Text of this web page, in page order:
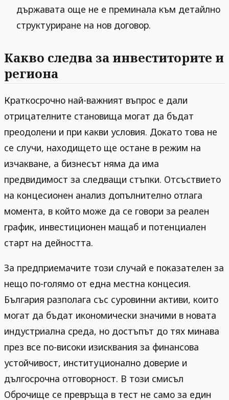
държавата още не е преминала към детайлно
структуриране на нов договор.
Какво следва за инвеститорите и
региона
Краткосрочно най-важният въпрос е дали
отрицателните становища могат да бъдат
преодолени и при какви условия. Докато това не
се случи, находището ще остане в режим на
изчакване, а бизнесът няма да има
предвидимост за следващи стъпки. Отсъствието
на концесионен анализ допълнително отлага
момента, в който може да се говори за реален
график, инвестиционен мащаб и потенциален
старт на дейността.
За предприемачите този случай е показателен за
нещо по-голямо от една местна концесия.
България разполага със суровинни активи, които
могат да бъдат икономически значими в новата
индустриална среда, но достъпът до тях минава
през все по-високи изисквания за финансова
устойчивост, институционално доверие и
дългосрочна отговорност. В този смисъл
Оброчище се превръща в тест не само за един